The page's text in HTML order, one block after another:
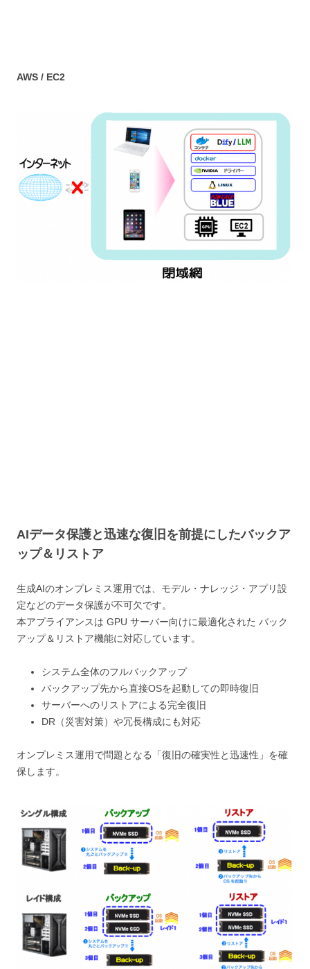
AWS / EC2
AIデータ保護と迅速な復旧を前提にしたバックア
ップ＆リストア
生成AIのオンプレミス運用では、モデル・ナレッジ・アプリ設
定などのデータ保護が不可欠です。
本アプライアンスは GPU サーバー向けに最適化された バック
アップ＆リストア機能に対応しています。
システム全体のフルバックアップ
バックアップ先から直接OSを起動しての即時復旧
サーバーへのリストアによる完全復旧
DR（災害対策）や冗長構成にも対応
オンプレミス運用で問題となる「復旧の確実性と迅速性」を確
保します。